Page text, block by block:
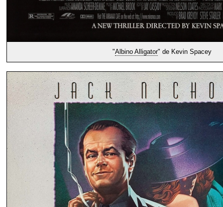
"Albino Alligator" de Kevin Spacey